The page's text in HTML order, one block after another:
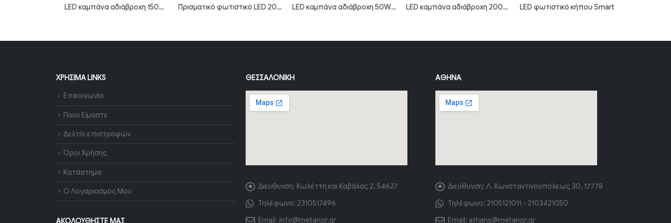
LED καμπάνα αδιάβροχη 150W ψυχρό λευκό 6000K 120° MTN-82151 Πρισματικό φωτιστικό LED 20W 2800K θερμό λευκό 60cm IP20 MTN-66761 LED καμπάνα αδιάβροχη 50W ψυχρό λευκό 6000K 120° MTN-82111 LED καμπάνα αδιάβροχη 200W ψυχρό λευκό 6000K 120° MTN-82171 LED φωτιστικό κήπου Smart 6W RGB+CCT IP66 MTN-3003
ΧΡΉΣΙΜΑ LINKS
Επικοινωνία
Ποιοι Είμαστε
Δελτίο επιστροφών
Όροι Χρήσης
Κατάστημα
Ο Λογαριασμός Μου
ΘΕΣΣΑΛΟΝΊΚΗ
Διεύθυνση: Κωλέττη και Καβάλας 2, 54627
Τηλέφωνο: 2310517496
Email: info@metanor.gr
ΑΘΉΝΑ
Διεύθυνση: Λ. Κωνσταντινουπόλεως 30, 17778
Τηλέφωνο: 2105121011 - 2103421050
Email: athens@metanor.gr